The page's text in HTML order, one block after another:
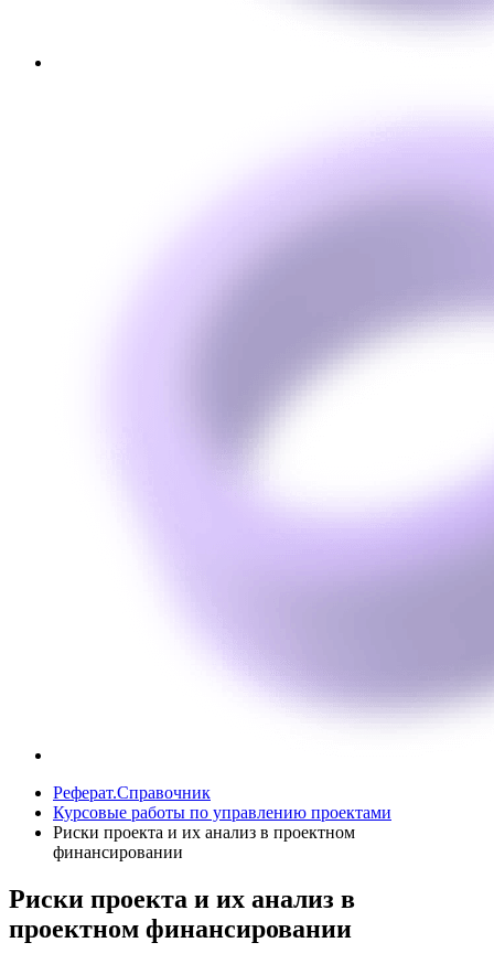
Реферат.Справочник
Курсовые работы по управлению проектами
Риски проекта и их анализ в проектном
финансировании
Риски проекта и их анализ в
проектном финансировании